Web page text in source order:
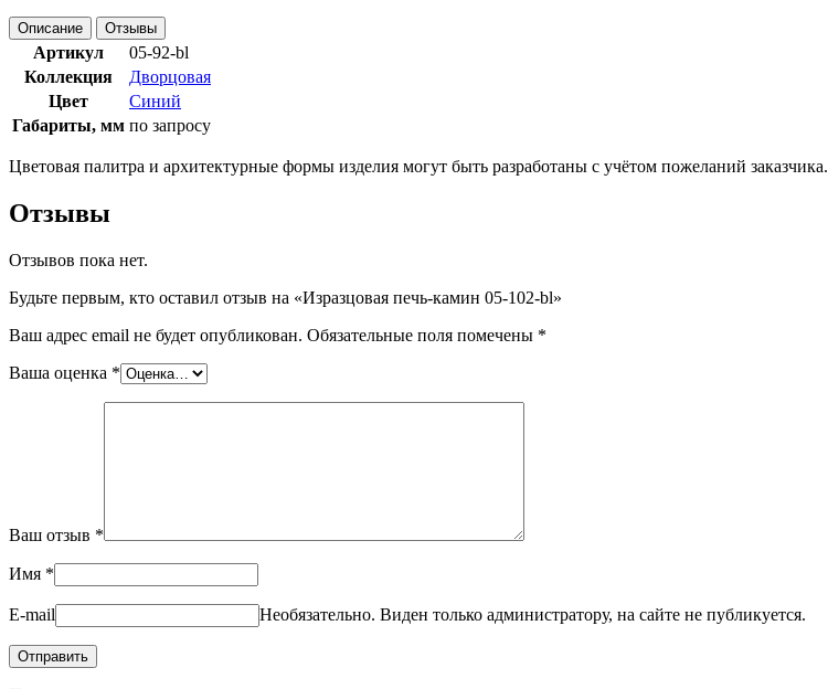
Описание Отзывы
Артикул
05-92-bl
Коллекция
Дворцовая
Цвет
Синий
Габариты, мм по запросу
Цветовая палитра и архитектурные формы изделия могут быть разработаны с учётом пожеланий заказчика.
Отзывы
Отзывов пока нет.
Будьте первым, кто оставил отзыв на «Изразцовая печь-камин 05-102-bl»
Ваш адрес email не будет опубликован. Обязательные поля помечены *
Ваша оценка *
Ваш отзыв *
Имя *
E-mail Необязательно. Виден только администратору, на сайте не публикуется.